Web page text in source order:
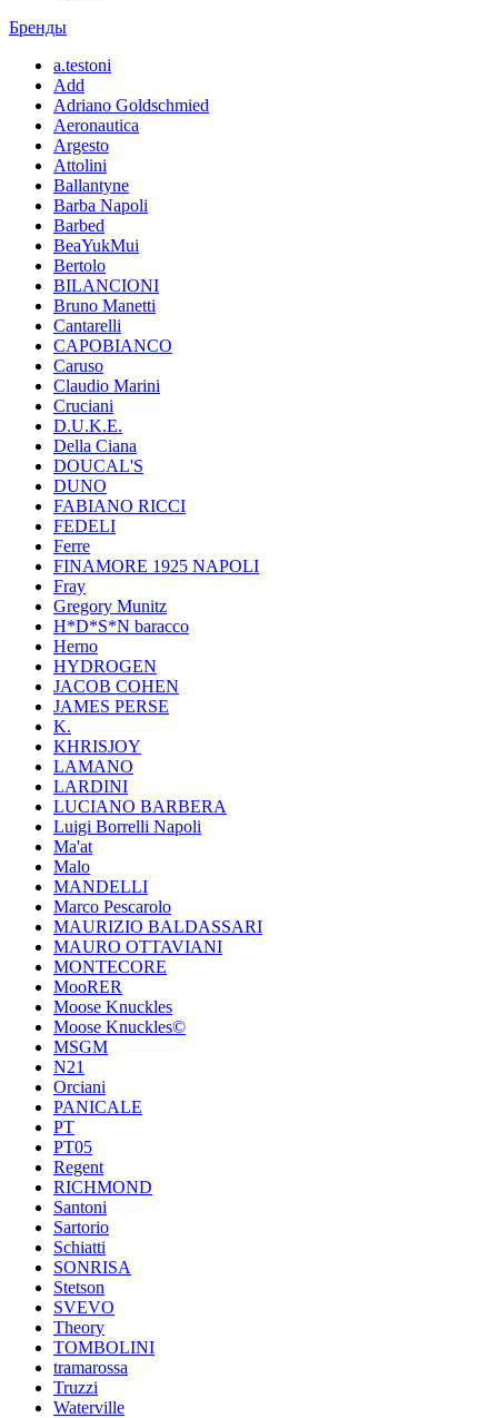
Бренды
a.testoni
Add
Adriano Goldschmied
Aeronautica
Argesto
Attolini
Ballantyne
Barba Napoli
Barbed
BeaYukMui
Bertolo
BILANCIONI
Bruno Manetti
Cantarelli
CAPOBIANCO
Caruso
Claudio Marini
Cruciani
D.U.K.E.
Della Ciana
DOUCAL'S
DUNO
FABIANO RICCI
FEDELI
Ferre
FINAMORE 1925 NAPOLI
Fray
Gregory Munitz
H*D*S*N baracco
Herno
HYDROGEN
JACOB COHEN
JAMES PERSE
K.
KHRISJOY
LAMANO
LARDINI
LUCIANO BARBERA
Luigi Borrelli Napoli
Ma'at
Malo
MANDELLI
Marco Pescarolo
MAURIZIO BALDASSARI
MAURO OTTAVIANI
MONTECORE
MooRER
Moose Knuckles
Moose Knuckles©️
MSGM
N21
Orciani
PANICALE
PT
PT05
Regent
RICHMOND
Santoni
Sartorio
Schiatti
SONRISA
Stetson
SVEVO
Theory
TOMBOLINI
tramarossa
Truzzi
Waterville